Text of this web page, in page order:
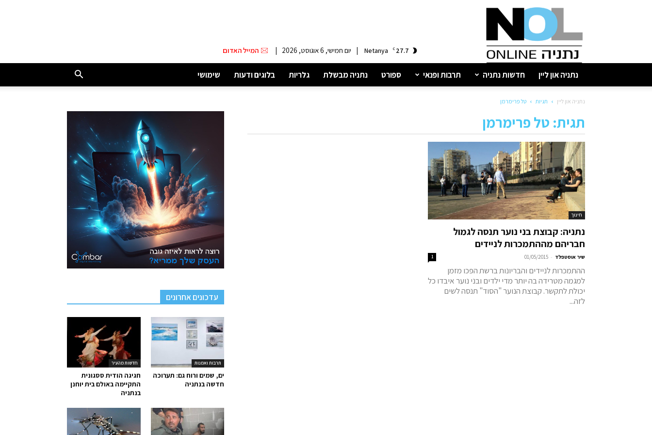
נתניה
27.7
C
Netanya
| יום חמישי, 6 אוגוסט, 2026 | המייל האדום
נתניה און ליין חדשות נתניה תרבות ופנאי ספורט נתניה מבשלת גלריות בלוגים ודעות שימושי
נתניה און ליין תגיות טל פרימרמן
תגית: טל פרימרמן
חינוך
נתניה: קבוצת בני נוער תנסה לגמול
חבריהם מההתמכרות לניידים
שיר אוסטפלד -
01/05/2015
1
ההתמכרות לניידים והבריונות ברשת הפכו מזמן
למגמה מטרידה בה יותר מדי ילדים ובני נוער איבדו כל
יכולת לתקשר. קבוצת הנוער "הסוד" תנסה לשים
לזה...
עדכונים אחרונים
חדשות מהעיר
חגיגה הודית ססגונית
התקיימה באולם בית יוחנן
בנתניה
תרבות ואמנות
ים, שמים ורוח גם: תערוכה
חדשה בנתניה